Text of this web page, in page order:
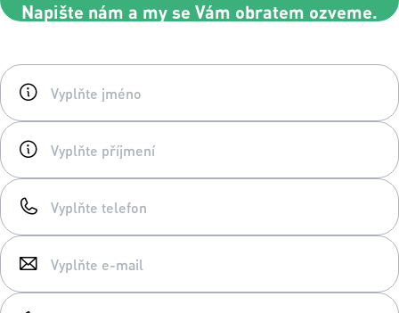
Napište nám a my se Vám obratem ozveme.